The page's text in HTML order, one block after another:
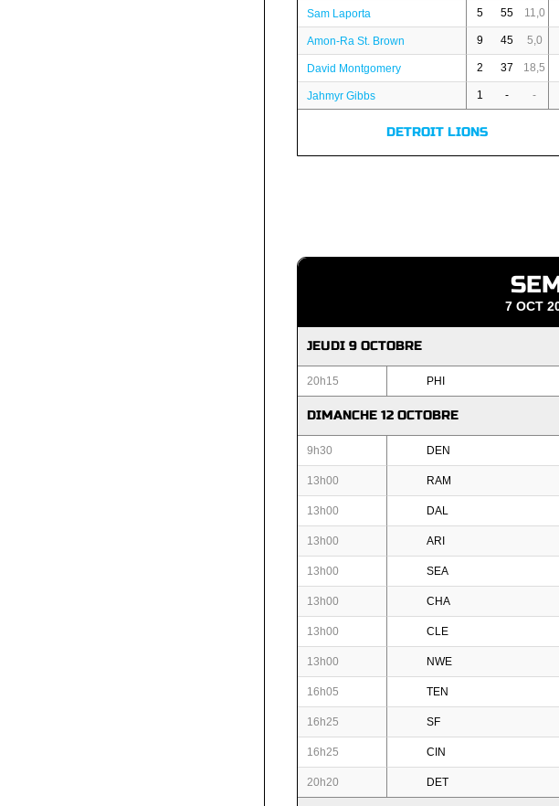
Sam Laporta 5 55 11,0
Amon-Ra St. Brown 9 45 5,0
David Montgomery 2 37 18,5
Jahmyr Gibbs 1 - -
DETROIT LIONS
7 OCT
JEUDI 9 OCTOBRE
20h15 PHI
DIMANCHE 12 OCTOBRE
9h30 DEN
13h00 RAM
13h00 DAL
13h00 ARI
13h00 SEA
13h00 CHA
13h00 CLE
13h00 NWE
16h05 TEN
16h25 SF
16h25 CIN
20h20 DET